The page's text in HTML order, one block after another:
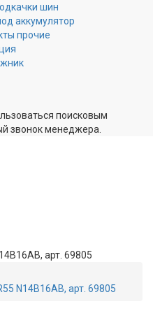
шин
аккумулятор
прочие
поисковым
звонок менеджера.
арт. 69805
N14B16AB, арт. 69805